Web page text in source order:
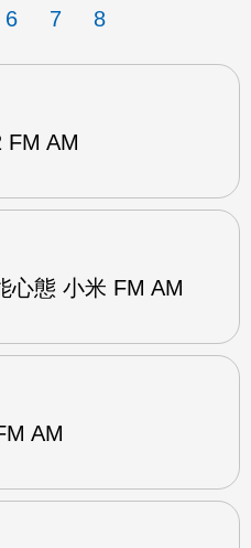
6 7 8
FM AM
心態 小米 FM AM
AM